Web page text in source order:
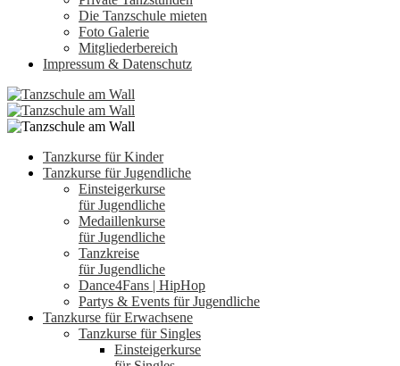
Die Tanzschule mieten
Foto Galerie
Mitgliederbereich
Impressum & Datenschutz
Tanzkurse für Kinder
Tanzkurse für Jugendliche
Einsteigerkurse
für Jugendliche
Medaillenkurse
für Jugendliche
Tanzkreise
für Jugendliche
Dance4Fans | HipHop
Partys & Events für Jugendliche
Tanzkurse für Erwachsene
Tanzkurse für Singles
Einsteigerkurse